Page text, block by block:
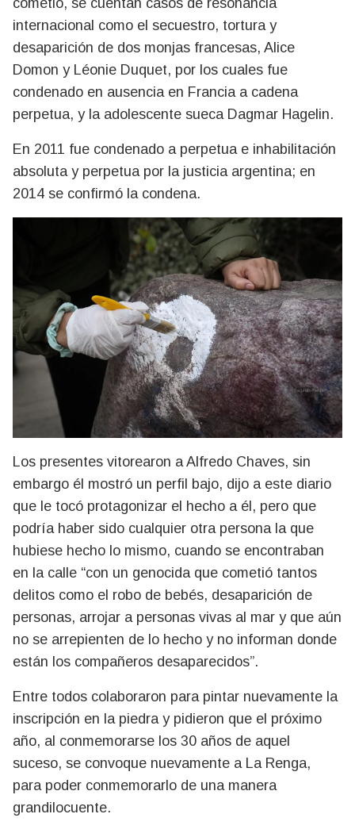
cometió, se cuentan casos de resonancia
internacional como el secuestro, tortura y
desaparición de dos monjas francesas, Alice
Domon y Léonie Duquet, por los cuales fue
condenado en ausencia en Francia a cadena
perpetua, y la adolescente sueca Dagmar Hagelin.
En 2011 fue condenado a perpetua e inhabilitación
absoluta y perpetua por la justicia argentina; en
2014 se confirmó la condena.
Los presentes vitorearon a Alfredo Chaves, sin
embargo él mostró un perfil bajo, dijo a este diario
que le tocó protagonizar el hecho a él, pero que
podría haber sido cualquier otra persona la que
hubiese hecho lo mismo, cuando se encontraban
en la calle “con un genocida que cometió tantos
delitos como el robo de bebés, desaparición de
personas, arrojar a personas vivas al mar y que aún
no se arrepienten de lo hecho y no informan donde
están los compañeros desaparecidos”.
Entre todos colaboraron para pintar nuevamente la
inscripción en la piedra y pidieron que el próximo
año, al conmemorarse los 30 años de aquel
suceso, se convoque nuevamente a La Renga,
para poder conmemorarlo de una manera
grandilocuente.